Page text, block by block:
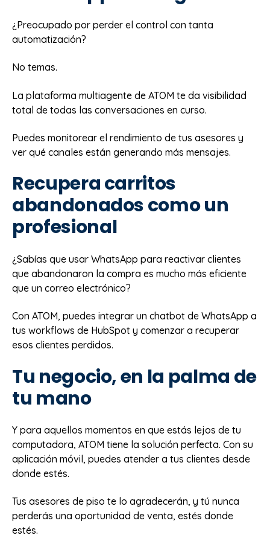
¿Preocupado por perder el control con tanta
automatización?
No temas.
La plataforma multiagente de ATOM te da visibilidad
total de todas las conversaciones en curso.
Puedes monitorear el rendimiento de tus asesores y
ver qué canales están generando más mensajes.
Recupera carritos
abandonados como un
profesional
¿Sabías que usar WhatsApp para reactivar clientes
que abandonaron la compra es mucho más eficiente
que un correo electrónico?
Con ATOM, puedes integrar un chatbot de WhatsApp a
tus workflows de HubSpot y comenzar a recuperar
esos clientes perdidos.
Tu negocio, en la palma de
tu mano
Y para aquellos momentos en que estás lejos de tu
computadora, ATOM tiene la solución perfecta. Con su
aplicación móvil, puedes atender a tus clientes desde
donde estés.
Tus asesores de piso te lo agradecerán, y tú nunca
perderás una oportunidad de venta, estés donde
estés.